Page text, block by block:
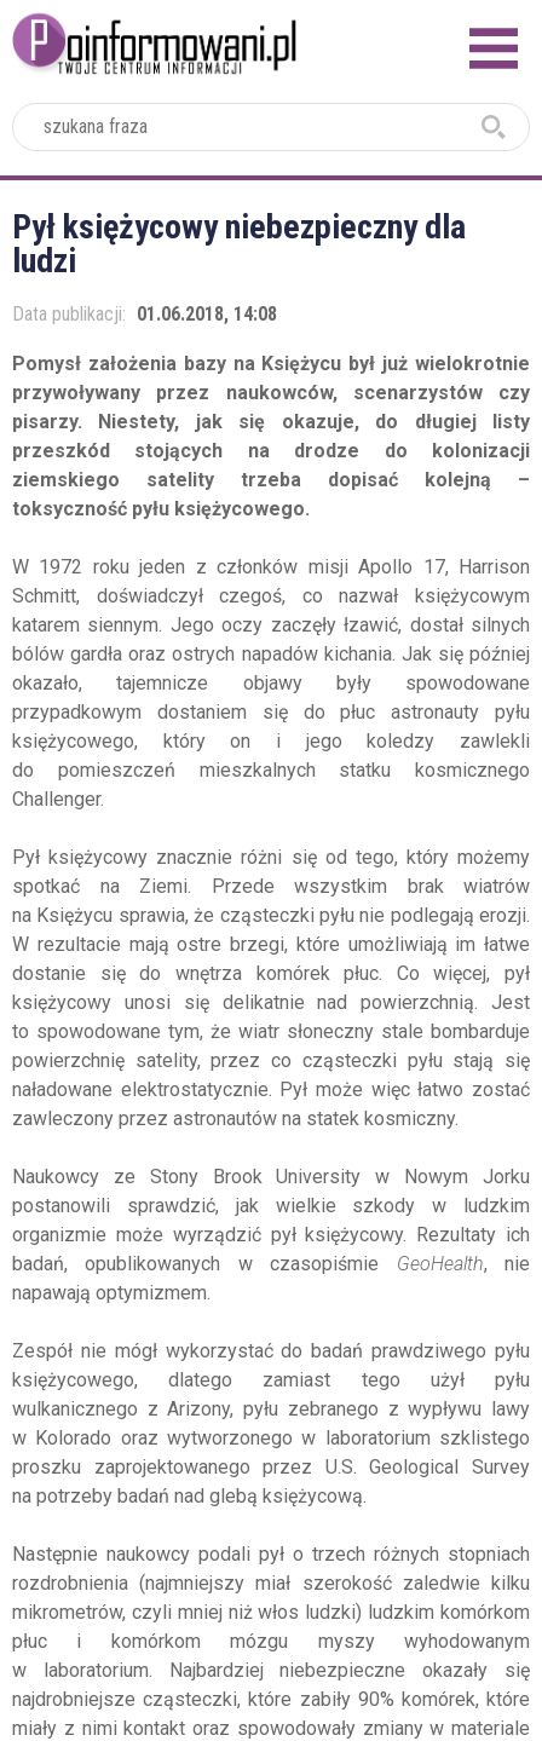
Pył księżycowy niebezpieczny dla
ludzi
Data publikacji: 01.06.2018, 14:08
Pomysł założenia bazy na Księżycu był już wielokrotnie
przywoływany przez naukowców, scenarzystów czy
pisarzy. Niestety, jak się okazuje, do długiej listy
przeszkód stojących na drodze do kolonizacji
ziemskiego satelity trzeba dopisać kolejną –
toksyczność pyłu księżycowego.
W 1972 roku jeden z członków misji Apollo 17, Harrison
Schmitt, doświadczył czegoś, co nazwał księżycowym
katarem siennym. Jego oczy zaczęły łzawić, dostał silnych
bólów gardła oraz ostrych napadów kichania. Jak się później
okazało, tajemnicze objawy były spowodowane
przypadkowym dostaniem się do płuc astronauty pyłu
księżycowego, który on i jego koledzy zawlekli
do pomieszczeń mieszkalnych statku kosmicznego
Challenger.
Pył księżycowy znacznie różni się od tego, który możemy
spotkać na Ziemi. Przede wszystkim brak wiatrów
na Księżycu sprawia, że cząsteczki pyłu nie podlegają erozji.
W rezultacie mają ostre brzegi, które umożliwiają im łatwe
dostanie się do wnętrza komórek płuc. Co więcej, pył
księżycowy unosi się delikatnie nad powierzchnią. Jest
to spowodowane tym, że wiatr słoneczny stale bombarduje
powierzchnię satelity, przez co cząsteczki pyłu stają się
naładowane elektrostatycznie. Pył może więc łatwo zostać
zawleczony przez astronautów na statek kosmiczny.
Naukowcy ze Stony Brook University w Nowym Jorku
postanowili sprawdzić, jak wielkie szkody w ludzkim
organizmie może wyrządzić pył księżycowy. Rezultaty ich
badań, opublikowanych w czasopiśmie GeoHealth, nie
napawają optymizmem.
Zespół nie mógł wykorzystać do badań prawdziwego pyłu
księżycowego, dlatego zamiast tego użył pyłu
wulkanicznego z Arizony, pyłu zebranego z wypływu lawy
w Kolorado oraz wytworzonego w laboratorium szklistego
proszku zaprojektowanego przez U.S. Geological Survey
na potrzeby badań nad glebą księżycową.
Następnie naukowcy podali pył o trzech różnych stopniach
rozdrobnienia (najmniejszy miał szerokość zaledwie kilku
mikrometrów, czyli mniej niż włos ludzki) ludzkim komórkom
płuc i komórkom mózgu myszy wyhodowanym
w laboratorium. Najbardziej niebezpieczne okazały się
najdrobniejsze cząsteczki, które zabiły 90% komórek, które
miały z nimi kontakt oraz spowodowały zmiany w materiale